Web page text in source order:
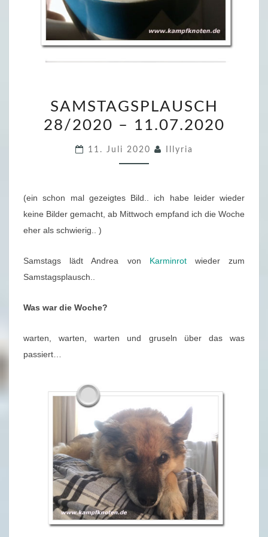
A
M
2
2
–
1
.
0
7
SAMSTAGSPLAUSCH
28/2020 – 11.07.2020
11. Juli 2020 Illyria
(ein schon mal gezeigtes Bild.. ich habe leider wieder
keine Bilder gemacht, ab Mittwoch empfand ich die Woche
eher als schwierig.. )
Samstags lädt Andrea von Karminrotwieder zum
Samstagsplausch..
Was war die Woche?
warten, warten, warten und gruseln über das was
passiert…